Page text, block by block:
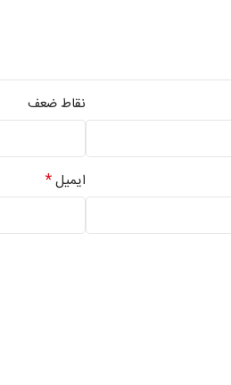
نقاط ضعف
ایمیل*